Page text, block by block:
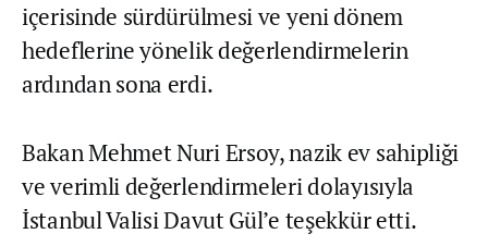
içerisinde sürdürülmesi ve yeni dönem
hedeflerine yönelik değerlendirmelerin
ardından sona erdi.
Bakan Mehmet Nuri Ersoy, nazik ev sahipliği
ve verimli değerlendirmeleri dolayısıyla
İstanbul Valisi Davut Gül’e teşekkür etti.